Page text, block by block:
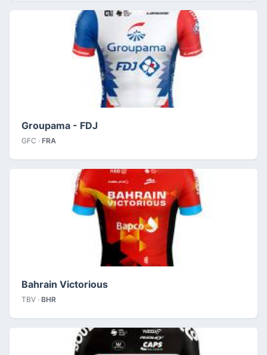
Groupama - FDJ
GFC · FRA
Bahrain Victorious
TBV · BHR